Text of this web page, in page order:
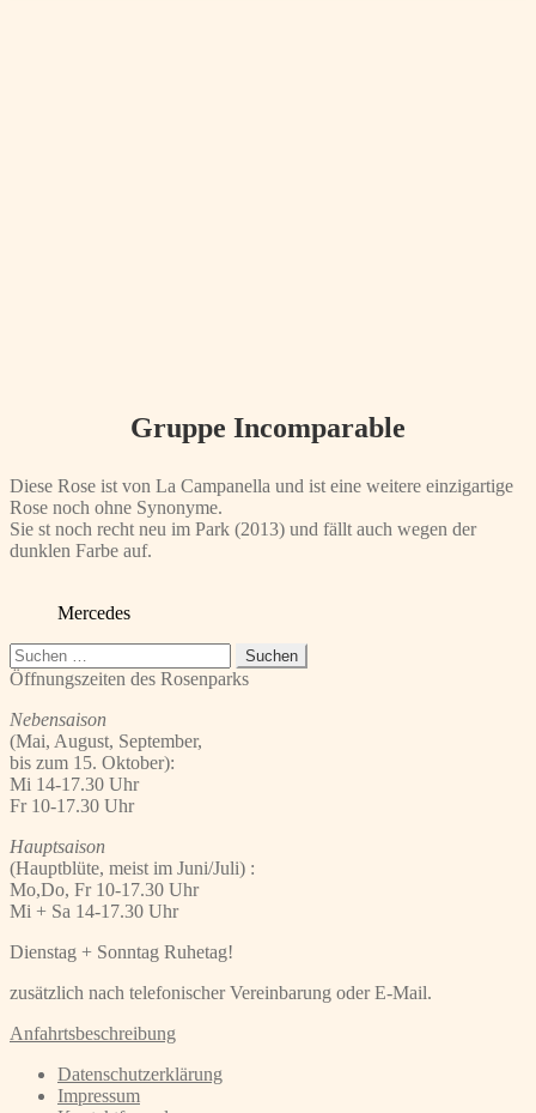
Gruppe Incomparable
Diese Rose ist von La Campanella und ist eine weitere einzigartige
Rose noch ohne Synonyme.
Sie st noch recht neu im Park (2013) und fällt auch wegen der
dunklen Farbe auf.
Mercedes
Suchen
nach:
Öffnungszeiten des Rosenparks
Nebensaison
(Mai, August, September,
bis zum 15. Oktober):
Mi 14-17.30 Uhr
Fr 10-17.30 Uhr
Hauptsaison
(Hauptblüte, meist im Juni/Juli) :
Mo,Do, Fr 10-17.30 Uhr
Mi + Sa 14-17.30 Uhr
Dienstag + Sonntag Ruhetag!
zusätzlich nach telefonischer Vereinbarung oder E-Mail.
Anfahrtsbeschreibung
Datenschutzerklärung
Impressum